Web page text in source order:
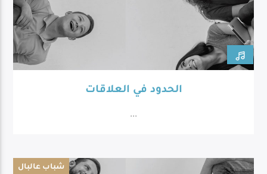
الحدود في العلاقات
...
شباب عالبال